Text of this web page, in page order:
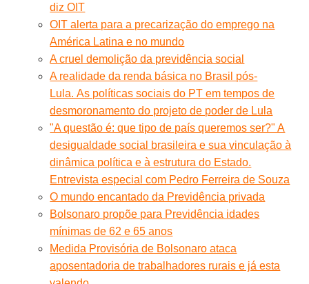
diz OIT
OIT alerta para a precarização do emprego na
América Latina e no mundo
A cruel demolição da previdência social
A realidade da renda básica no Brasil pós-
Lula. As políticas sociais do PT em tempos de
desmoronamento do projeto de poder de Lula
"A questão é: que tipo de país queremos ser?" A
desigualdade social brasileira e sua vinculação à
dinâmica política e à estrutura do Estado.
Entrevista especial com Pedro Ferreira de Souza
O mundo encantado da Previdência privada
Bolsonaro propõe para Previdência idades
mínimas de 62 e 65 anos
Medida Provisória de Bolsonaro ataca
aposentadoria de trabalhadores rurais e já esta